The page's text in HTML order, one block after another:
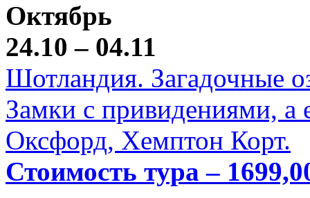
Октябрь
24.10 – 04.11
Шотландия. Загадочные
Замки с привидениями,
Оксфорд, Хемптон Корт.
Стоимость тура –